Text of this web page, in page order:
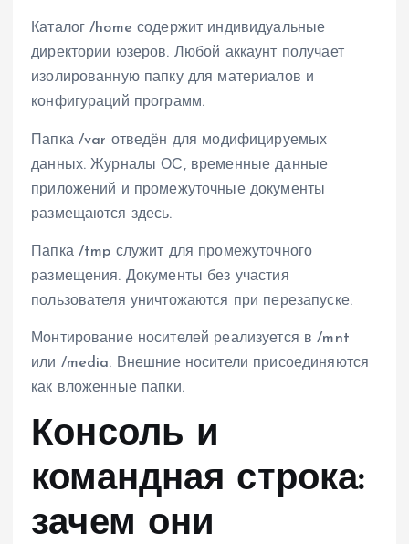
Каталог /home содержит индивидуальные
директории юзеров. Любой аккаунт получает
изолированную папку для материалов и
конфигураций программ.
Папка /var отведён для модифицируемых
данных. Журналы ОС, временные данные
приложений и промежуточные документы
размещаются здесь.
Папка /tmp служит для промежуточного
размещения. Документы без участия
пользователя уничтожаются при перезапуске.
Монтирование носителей реализуется в /mnt
или /media. Внешние носители присоединяются
как вложенные папки.
Консоль и
командная строка:
зачем они